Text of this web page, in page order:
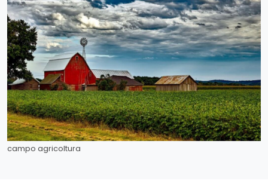
campo agricoltura